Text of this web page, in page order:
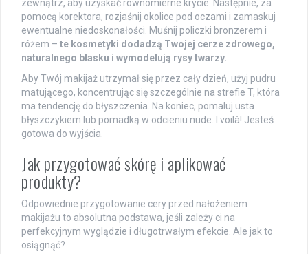
zewnątrz, aby uzyskać równomierne krycie. Następnie, za
pomocą korektora, rozjaśnij okolice pod oczami i zamaskuj
ewentualne niedoskonałości. Muśnij policzki bronzerem i
różem – te kosmetyki dodadzą Twojej cerze zdrowego,
naturalnego blasku i wymodelują rysy twarzy.
Aby Twój makijaż utrzymał się przez cały dzień, użyj pudru
matującego, koncentrując się szczególnie na strefie T, która
ma tendencję do błyszczenia. Na koniec, pomaluj usta
błyszczykiem lub pomadką w odcieniu nude. I voilà! Jesteś
gotowa do wyjścia.
Jak przygotować skórę i aplikować
produkty?
Odpowiednie przygotowanie cery przed nałożeniem
makijażu to absolutna podstawa, jeśli zależy ci na
perfekcyjnym wyglądzie i długotrwałym efekcie. Ale jak to
osiągnąć?